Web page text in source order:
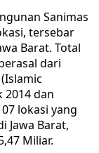
Sanimas
tersebar
Barat. Total
dari
2014 dan
lokasi yang
Jawa Barat,
Miliar.